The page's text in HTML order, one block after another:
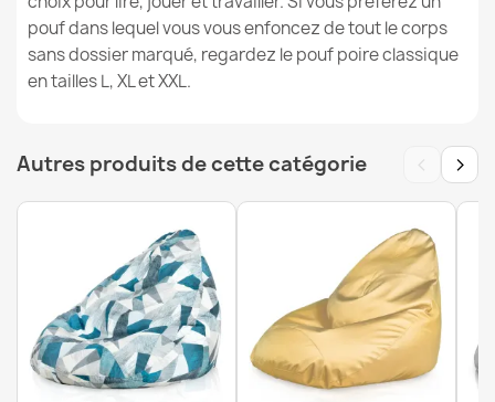
pouf dans lequel vous vous enfoncez de tout le corps
sans dossier marqué, regardez le pouf poire classique
en tailles L, XL et XXL.
Autres produits de cette catégorie ‹ ›